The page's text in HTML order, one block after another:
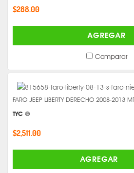
$288.00
AGREGAR
Comparar
FARO JEEP LIBERTY DERECHO 2008-2013
TYC ®
$2,511.00
AGREGAR